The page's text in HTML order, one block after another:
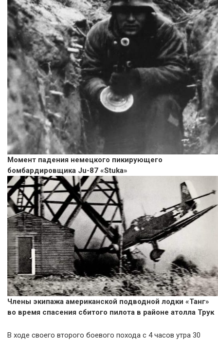
Момент падения немецкого пикирующего
бомбардировщика Ju-87 «Stuka»
Члены экипажа американской подводной лодки «Танг»
во время спасения сбитого пилота в районе атолла Трук
В ходе своего второго боевого похода с 4 часов утра 30